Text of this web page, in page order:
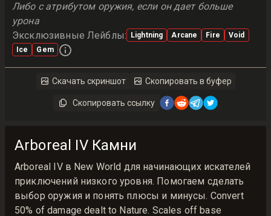
Либо с атрибутом оружия, если он дает больше
урона
Эксклюзивные Лейблы: Lightning Arcane Fire
Void
Ice
Gem
Скачать скриншот Скопировать в буфер
Скопировать ссылку
Arboreal IV Камни
Arboreal IV в New World для начинающих искателей
приключений низкого уровня. Помогаем сделать
выбор оружия и понять плюсы и минусы. Convert
50% of damage dealt to Nature. Scales off base